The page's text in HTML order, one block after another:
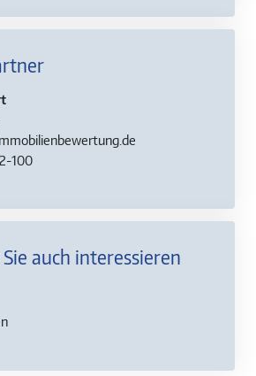
100
auch interessieren